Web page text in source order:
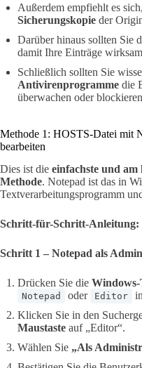
Außerdem empfiehlt es
Sicherungskopie der
Darüber hinaus sollten Sie
damit Ihre Einträge
Schließlich sollten Sie
Antivirenprogramme die
überwachen oder
Methode 1: HOSTS-Datei mit
bearbeiten
Dies ist die einfachste und am
Methode. Notepad ist das in
Textverarbeitungsprogramm
Schritt-für-Schritt-Anleitung:
Schritt 1 – Notepad als
Drücken Sie die Windows-
Notepad oder Editor
Klicken Sie in den
Maustaste auf „Editor“.
Wählen Sie „Als